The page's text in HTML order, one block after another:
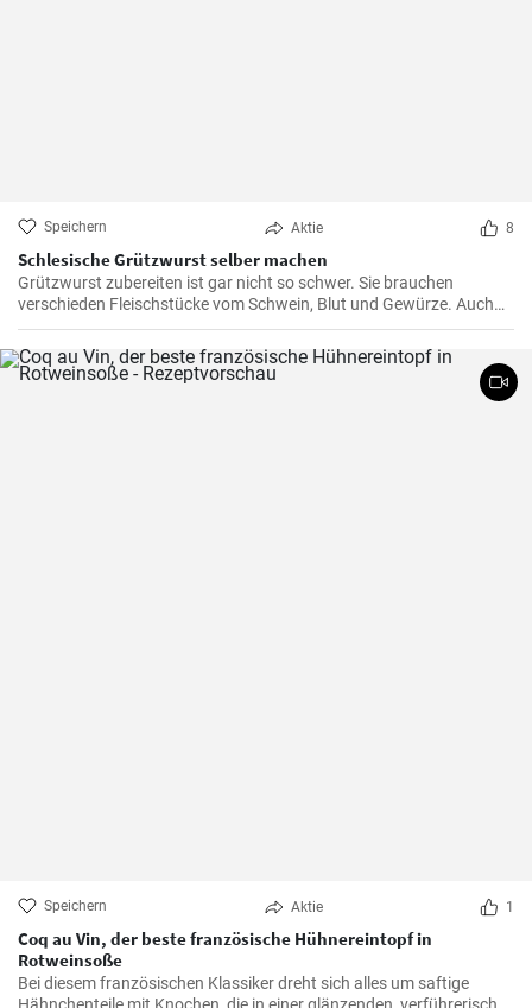
Speichern Aktie 8
Schlesische Grützwurst selber machen
Grützwurst zubereiten ist gar nicht so schwer. Sie brauchen
verschieden Fleischstücke vom Schwein, Blut und Gewürze. Auch
das klassische DDR Gericht Tote Oma wird mit Grützwurst
zubereitet. Die Grütze (aus Getreide) bindet die Wurst .
Speichern Aktie 1
Coq au Vin, der beste französische Hühnereintopf in
Rotweinsoße
Bei diesem französischen Klassiker dreht sich alles um saftige